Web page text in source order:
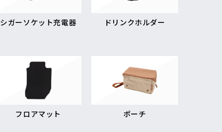
シガーソケット充電器 ドリンクホルダー
フロアマット ポーチ